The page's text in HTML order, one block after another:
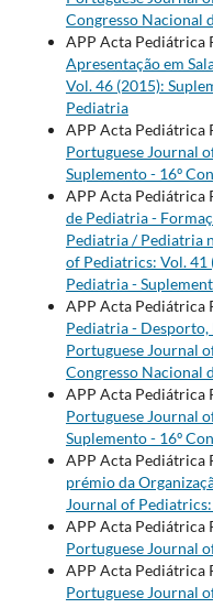
Congresso Nacional
APP Acta Pediátrica
Apresentação em
Vol. 46 (2015):
Pediatria
APP Acta Pediátrica
Portuguese Journal
Suplemento - 16º
APP Acta Pediátrica
de Pediatria -
Pediatria / Pediatria
of Pediatrics: Vol. 41
Pediatria -
APP Acta Pediátrica
Pediatria -
Portuguese Journal
Congresso Nacional
APP Acta Pediátrica
Portuguese Journal
Suplemento - 16º
APP Acta Pediátrica
prémio da
Journal of
APP Acta Pediátrica
Portuguese Journal
APP Acta Pediátrica
Portuguese Journal